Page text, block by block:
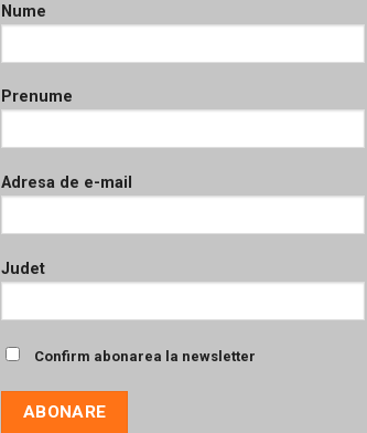
Nume
Prenume
Adresa de e-mail
Judet
Confirm abonarea la newsletter